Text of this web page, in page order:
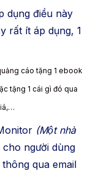
dụng điều này
rất ít áp dụng, 1
cáo tặng 1 ebook
tặng 1 cái gì đó qua
(Một nhà
cho người dùng
qua email